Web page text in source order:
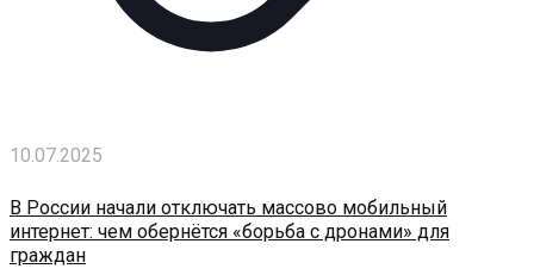
10.07.2025
В России начали отключать массово мобильный
интернет: чем обернётся «борьба с дронами» для
граждан